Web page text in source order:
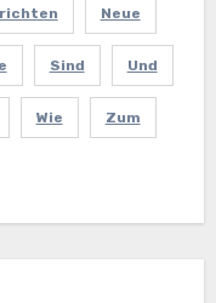
Neue
Sind Und
Wie Zum